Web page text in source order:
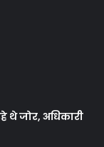
थे जोर, अधिकारी